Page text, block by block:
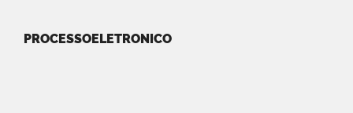
PROCESSOELETRONICO